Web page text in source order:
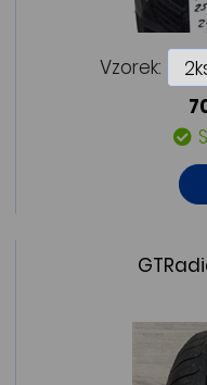
Vzorek: